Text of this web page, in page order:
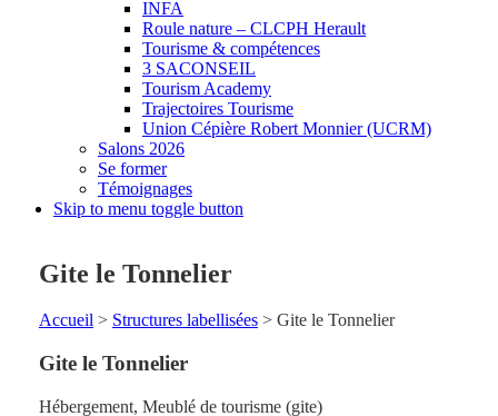
INFA
Roule nature – CLCPH Herault
Tourisme & compétences
3 SACONSEIL
Tourism Academy
Trajectoires Tourisme
Union Cépière Robert Monnier (UCRM)
Salons 2026
Se former
Témoignages
Skip to menu toggle button
Gite le Tonnelier
Accueil> Structures labellisées> Gite le Tonnelier
Gite le Tonnelier
Hébergement, Meublé de tourisme (gite)